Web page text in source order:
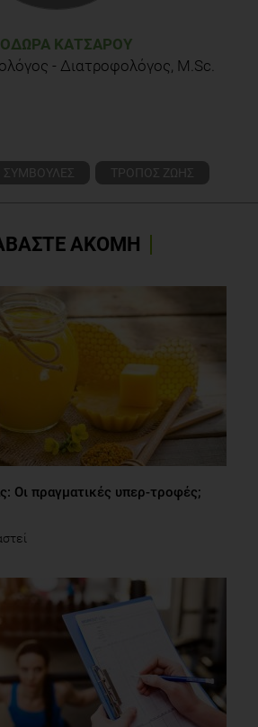
ΚΑΤΣΑΡΟΎ
- Διατροφολόγος, M.Sc.
ΣΥΜΒΟΥΛΕΣ ΤΡΟΠΟΣ ΖΩΗΣ
ΑΚΟΜΗ
Οι πραγματικές υπερ-τροφές;